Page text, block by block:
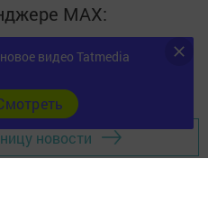
MАХ:
новости
видео Tatmedia